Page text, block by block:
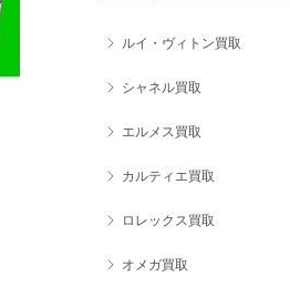
ルイ・ヴィトン買取
シャネル買取
エルメス買取
カルティエ買取
ロレックス買取
オメガ買取